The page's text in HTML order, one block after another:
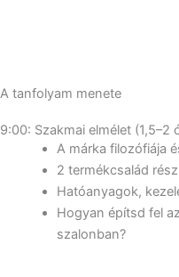
A tanfolyam menete
9:00: Szakmai elmélet (1,5–2
A márka filozófiája
2 termékcsalád
Hatóanyagok,
Hogyan építsd fel
szalonban?